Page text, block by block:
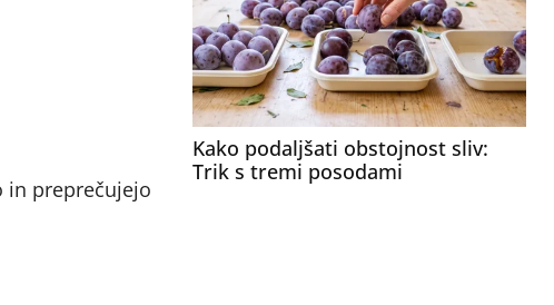
in preprečujejo
Kako podaljšati obstojnost sliv:
Trik s tremi posodami